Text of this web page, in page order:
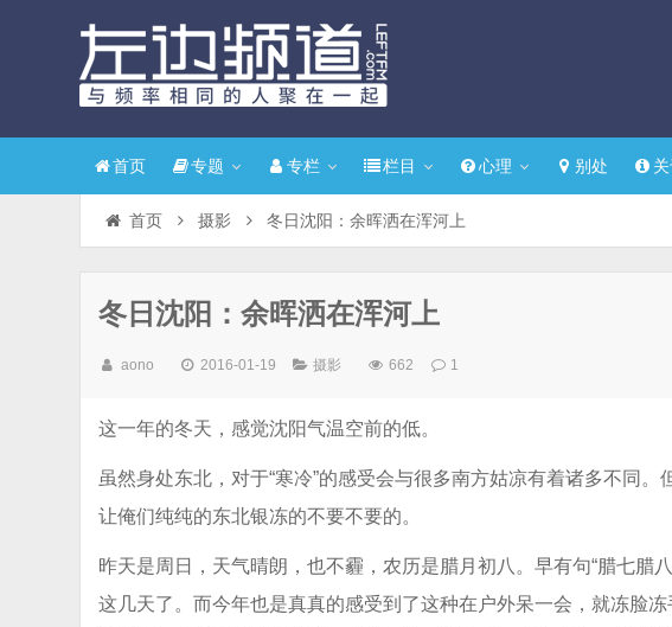
首页 专题 专栏 栏目 心理 别处
首页 摄影 冬日沈阳：余晖洒在浑河上
冬日沈阳：余晖洒在浑河上
aono 2016-01-19 摄影 662 1
这一年的冬天，感觉沈阳气温空前的低。
虽然身处东北，对于“寒冷”的感受会与很多南方姑凉有着诸多不同
让俺们纯纯的东北银冻的不要不要的。
昨天是周日，天气晴朗，也不霾，农历是腊月初八。早有句“腊七腊
这几天了。而今年也是真真的感受到了这种在户外呆一会，就冻脸